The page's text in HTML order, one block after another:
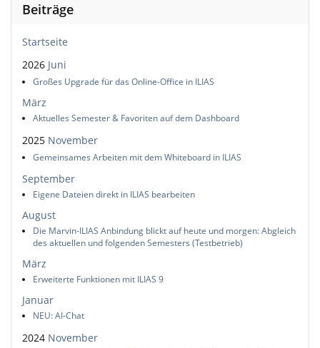
Beiträge
Startseite
2026 Juni
Großes Upgrade für das Online-Office in ILIAS
März
Aktuelles Semester & Favoriten auf dem Dashboard
2025 November
Gemeinsames Arbeiten mit dem Whiteboard in ILIAS
September
Eigene Dateien direkt in ILIAS bearbeiten
August
Die Marvin-ILIAS Anbindung blickt auf heute und morgen: Abgleich
des aktuellen und folgenden Semesters (Testbetrieb)
März
Erweiterte Funktionen mit ILIAS 9
Januar
NEU: AI-Chat
2024 November